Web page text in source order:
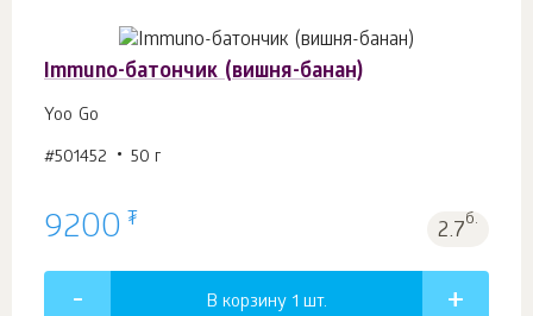
Immuno-батончик (вишня-банан)
Yoo Gо
#501452 50 г
9200 ₮ 2.7б.
В корзину 1 шт.